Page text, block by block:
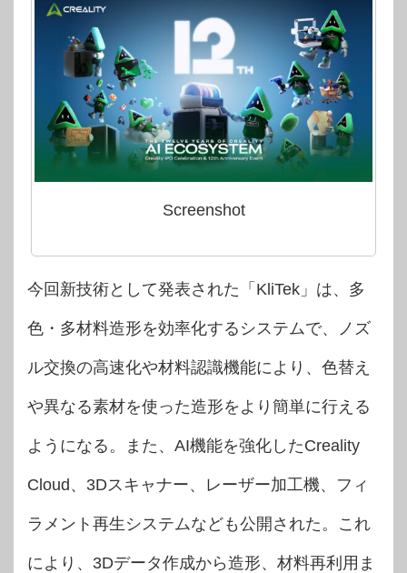
Screenshot
今回新技術として発表された「KliTek」は、多
色・多材料造形を効率化するシステムで、ノズ
ル交換の高速化や材料認識機能により、色替え
や異なる素材を使った造形をより簡単に行える
ようになる。また、AI機能を強化したCreality
Cloud、3Dスキャナー、レーザー加工機、フィ
ラメント再生システムなども公開された。これ
により、3Dデータ作成から造形、材料再利用ま